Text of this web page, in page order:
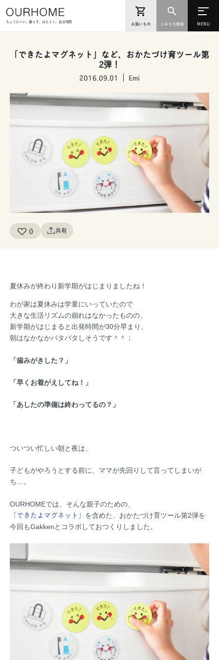
ちょうどいい。暮らす、はたらく、自分時間
「できたよマグネット」など、おかたづけ育ツール第
2弾！
2016.09.01 Emi
0 共有
夏休みが終わり新学期がはじまりましたね！
わが家は夏休みは学童にいっていたので
大きな生活リズムの崩れはなかったものの、
新学期がはじまると出発時間が30分早まり、
朝はなかなかバタバタしそうです＾＾；
「歯みがきした？」
「早くお着がえしてね！」
「あしたの準備は終わってるの？」
ついつい忙しい朝と夜は、
子どもがやろうとする前に、ママが先回りして言ってしまいが
ち…。
OURHOMEでは、そんな親子のための、
「できたよマグネット」
を含めた、おかたづけ育ツール第2弾を
今回もGakkenとコラボしておつくりしました。
お買いもの よみもの検索